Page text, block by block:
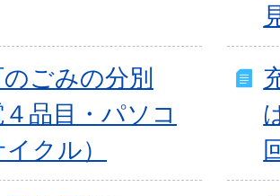
ごみの分別
４品目・パソコ
クル）